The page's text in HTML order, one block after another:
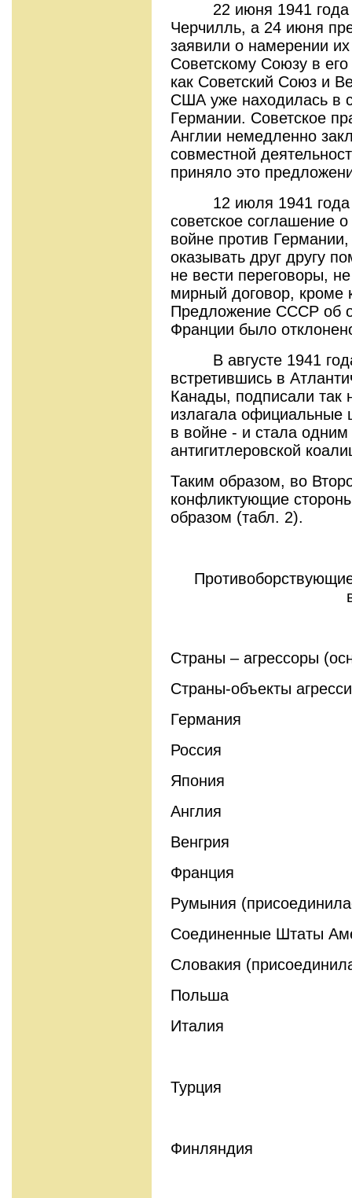
22 июня 1941 года
Черчилль, а 24 июня
заявили о намерении
Советскому Союзу в
как Советский Союз и
США уже находилась в
Германии. Советское
Англии немедленно
совместной
приняло это
12 июля 1941 года
советское соглашение
войне против
оказывать друг другу
не вести переговоры,
мирный договор, кроме
Предложение СССР об
Франции было
В августе 1941 года
встретившись в
Канады, подписали так
излагала
в войне - и стала
антигитлеровской
Таким образом, во
конфликтующие
образом (табл. 2).
Страны – агрессоры
Страны-объекты
Германия
Россия
Япония
Англия
Венгрия
Франция
Румыния
Соединенные Штаты
Словакия
Польша
Италия
Турция
Финляндия